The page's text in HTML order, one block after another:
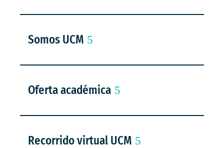
Somos UCM
Oferta académica
Recorrido virtual UCM